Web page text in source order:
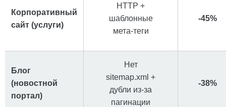
Корпоративный
сайт (услуги)
HTTP +
шаблонные
мета-теги
-45%
Блог
(новостной
портал)
Нет
sitemap.xml +
дубли из-за
пагинации
-38%